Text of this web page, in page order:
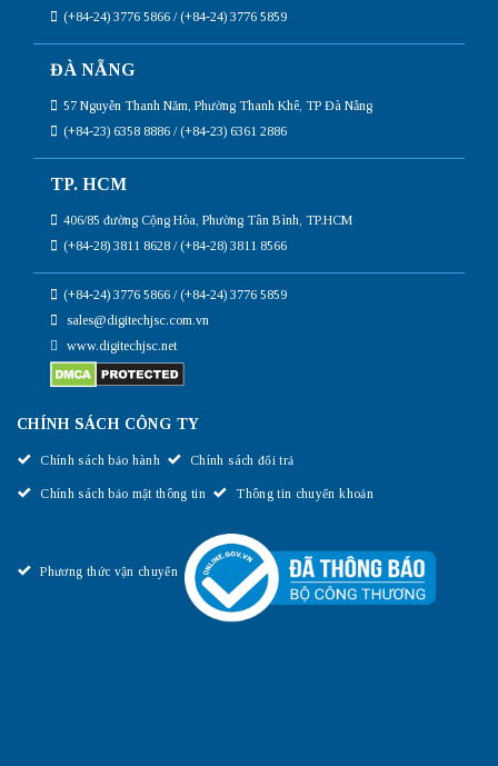
(+84-24) 3776 5866 / (+84-24) 3776 5859
ĐÀ NẴNG
57 Nguyễn Thanh Năm, Phường Thanh Khê, TP Đà Nẵng
(+84-23) 6358 8886 / (+84-23) 6361 2886
TP. HCM
406/85 đường Cộng Hòa, Phường Tân Bình, TP.HCM
(+84-28) 3811 8628 / (+84-28) 3811 8566
(+84-24) 3776 5866 / (+84-24) 3776 5859
sales@digitechjsc.com.vn
www.digitechjsc.net
CHÍNH SÁCH CÔNG TY
Chính sách bảo hành Chính sách đổi trả
Chính sách bảo mật thông tin Thông tin chuyển khoản
Phương thức vận chuyển